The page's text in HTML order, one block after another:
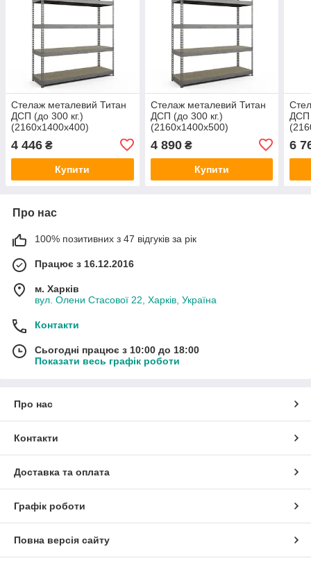
Стелаж металевий Титан
ДСП (до 300 кг.)
(2160х1400х400)
4 446 ₴
Купити
Стелаж металевий Титан
ДСП (до 300 кг.)
(2160х1400х500)
4 890₴
Купити
ДСП
6
Про нас
100% позитивних з 47 відгуків за рік
Працює з 16.12.2016
м. Харків
вул. Олени Стасової 22, Харків, Україна
Контакти
Сьогодні працює з 10:00 до 18:00
Показати весь графік роботи
Про нас
Контакти
Доставка та оплата
Графік роботи
Повна версія сайту